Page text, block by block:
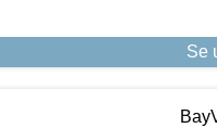
Se